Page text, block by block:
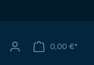
0,00 €*Il